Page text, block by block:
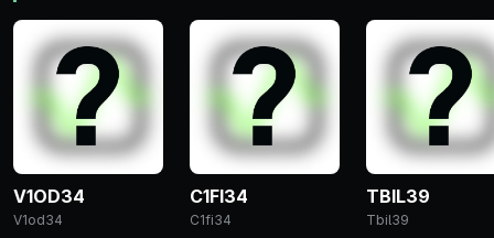
V1OD34
V1od34
C1FI34
C1fi34
TBIL39
Tbil39